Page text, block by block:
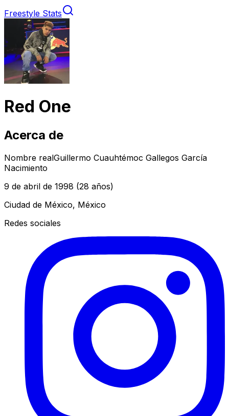
Freestyle Stats
Red One
Acerca de
Nombre realGuillermo Cuauhtémoc Gallegos García
Nacimiento
9 de abril de 1998 (28 años)
Ciudad de México, México
Redes sociales